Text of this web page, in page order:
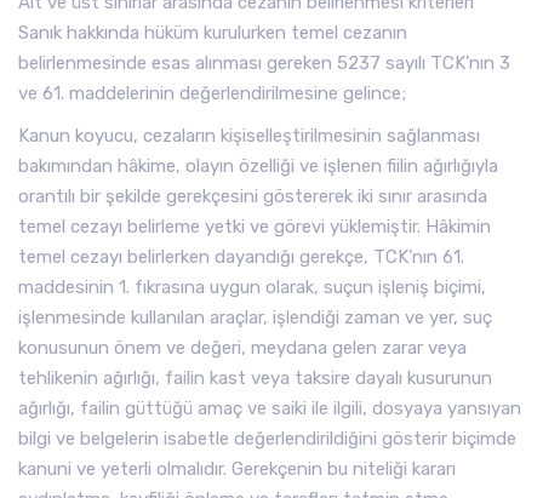
Sanık hakkında hüküm kurulurken temel cezanın
belirlenmesinde esas alınması gereken 5237 sayılı TCK’nın 3
ve 61. maddelerinin değerlendirilmesine gelince;
Kanun koyucu, cezaların kişiselleştirilmesinin sağlanması
bakımından hâkime, olayın özelliği ve işlenen fiilin ağırlığıyla
orantılı bir şekilde gerekçesini göstererek iki sınır arasında
temel cezayı belirleme yetki ve görevi yüklemiştir. Hâkimin
temel cezayı belirlerken dayandığı gerekçe, TCK’nın 61.
maddesinin 1. fıkrasına uygun olarak, suçun işleniş biçimi,
işlenmesinde kullanılan araçlar, işlendiği zaman ve yer, suç
konusunun önem ve değeri, meydana gelen zarar veya
tehlikenin ağırlığı, failin kast veya taksire dayalı kusurunun
ağırlığı, failin güttüğü amaç ve saiki ile ilgili, dosyaya yansıyan
bilgi ve belgelerin isabetle değerlendirildiğini gösterir biçimde
kanuni ve yeterli olmalıdır. Gerekçenin bu niteliği kararı